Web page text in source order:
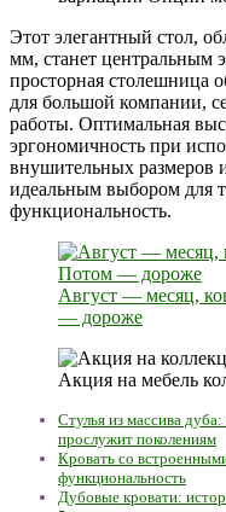
Этот элегантный стол,
мм, станет центральным
просторная столешница
для большой компании,
работы. Оптимальная
эргономичность при
внушительных размеров
идеальным выбором для
функциональность.
Август — месяц,
— дороже
Акция на мебель
Стулья из массива
прослужит поколениям
Кровать со
функциональность
Дубовые кровати: